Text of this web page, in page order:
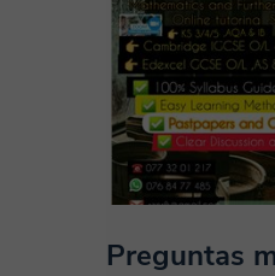
Preguntas